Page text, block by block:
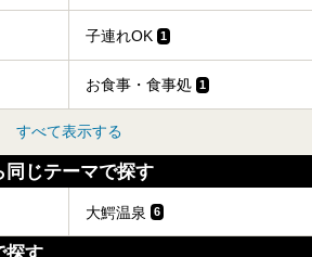
子連れOK 1
お食事・食事処 1
すべて表示する
じテーマで探す
大鰐温泉 6